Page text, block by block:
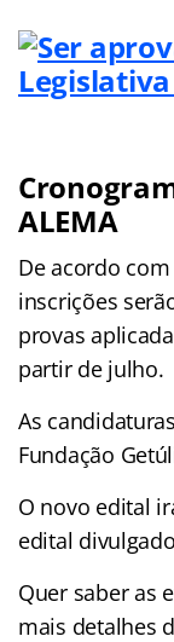
ALEMA
De acordo
inscrições
provas
partir de julho.
As
Fundação
O novo edital
edital
Quer saber as
mais detalhes